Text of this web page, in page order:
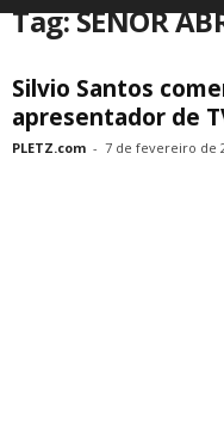
Tag: SENOR
Silvio Santos
apresentador de
PLETZ.com - 7 de fevereiro de